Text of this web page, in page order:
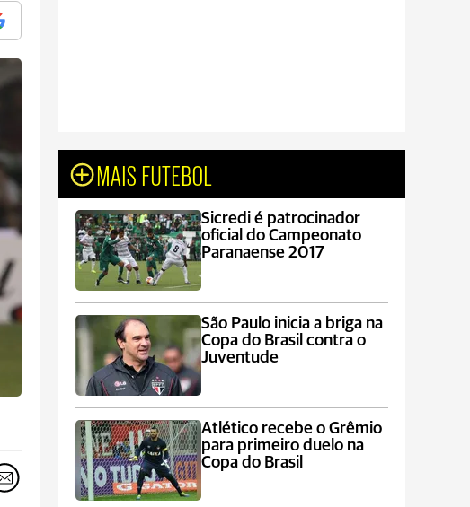
MAIS FUTEBOL
Sicredi é patrocinador
oficial do Campeonato
Paranaense 2017
São Paulo inicia a briga na
Copa do Brasil contra o
Juventude
Atlético recebe o Grêmio
para primeiro duelo na
Copa do Brasil